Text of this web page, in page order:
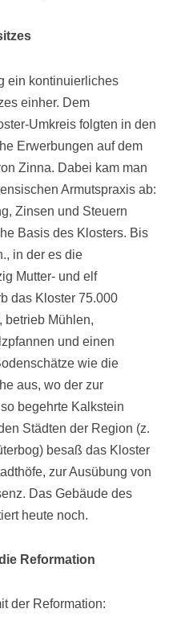
ein kontinuierliches
einher. Dem
Umkreis folgten in den
Erwerbungen auf dem
Zinna. Dabei kam man
Armutspraxis ab:
Zinsen und Steuern
Basis des Klosters. Bis
in der es die
Mutter‐ und elf
das Kloster 75.000
betrieb Mühlen,
und einen
wie die
aus, wo der zur
begehrte Kalkstein
Städten der Region (z.
besaß das Kloster
zur Ausübung von
Das Gebäude des
heute noch.
Reformation
der Reformation: